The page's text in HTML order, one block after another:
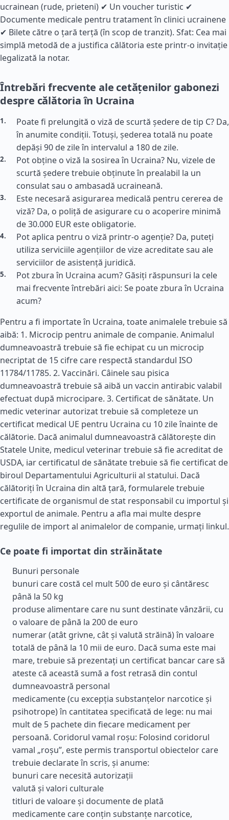
ucrainean (rude, prieteni) ✔ Un voucher turistic ✔
Documente medicale pentru tratament în clinici ucrainene
✔ Bilete către o țară terță (în scop de tranzit). Sfat: Cea mai
simplă metodă de a justifica călătoria este printr-o invitație
legalizată la notar.
Întrebări frecvente ale cetățenilor gabonezi
despre călătoria în Ucraina
Poate fi prelungită o viză de scurtă ședere de tip C? Da,
în anumite condiții. Totuși, șederea totală nu poate
depăși 90 de zile în intervalul a 180 de zile.
Pot obține o viză la sosirea în Ucraina? Nu, vizele de
scurtă ședere trebuie obținute în prealabil la un
consulat sau o ambasadă ucraineană.
Este necesară asigurarea medicală pentru cererea de
viză? Da, o poliță de asigurare cu o acoperire minimă
de 30.000 EUR este obligatorie.
Pot aplica pentru o viză printr-o agenție? Da, puteți
utiliza serviciile agențiilor de vize acreditate sau ale
serviciilor de asistență juridică.
Pot zbura în Ucraina acum? Găsiți răspunsuri la cele
mai frecvente întrebări aici: Se poate zbura în Ucraina
acum?
Pentru a fi importate în Ucraina, toate animalele trebuie să
aibă: 1. Microcip pentru animale de companie. Animalul
dumneavoastră trebuie să fie echipat cu un microcip
necriptat de 15 cifre care respectă standardul ISO
11784/11785. 2. Vaccinări. Câinele sau pisica
dumneavoastră trebuie să aibă un vaccin antirabic valabil
efectuat după microcipare. 3. Certificat de sănătate. Un
medic veterinar autorizat trebuie să completeze un
certificat medical UE pentru Ucraina cu 10 zile înainte de
călătorie. Dacă animalul dumneavoastră călătorește din
Statele Unite, medicul veterinar trebuie să fie acreditat de
USDA, iar certificatul de sănătate trebuie să fie certificat de
biroul Departamentului Agriculturii al statului. Dacă
călătoriți în Ucraina din altă țară, formularele trebuie
certificate de organismul de stat responsabil cu importul și
exportul de animale. Pentru a afla mai multe despre
regulile de import al animalelor de companie, urmați linkul.
Ce poate fi importat din străinătate
Bunuri personale
bunuri care costă cel mult 500 de euro și cântăresc
până la 50 kg
produse alimentare care nu sunt destinate vânzării, cu
o valoare de până la 200 de euro
numerar (atât grivne, cât și valută străină) în valoare
totală de până la 10 mii de euro. Dacă suma este mai
mare, trebuie să prezentați un certificat bancar care să
ateste că această sumă a fost retrasă din contul
dumneavoastră personal
medicamente (cu excepția substanțelor narcotice și
psihotrope) în cantitatea specificată de lege: nu mai
mult de 5 pachete din fiecare medicament per
persoană. Coridorul vamal roșu: Folosind coridorul
vamal „roșu”, este permis transportul obiectelor care
trebuie declarate în scris, și anume:
bunuri care necesită autorizații
valută și valori culturale
titluri de valoare și documente de plată
medicamente care conțin substanțe narcotice,